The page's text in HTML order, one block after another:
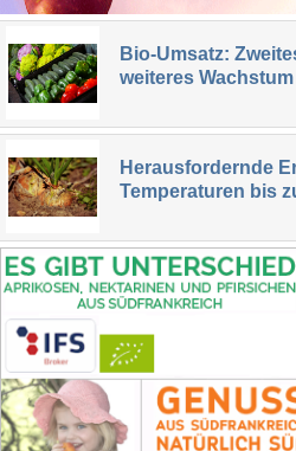
Bio-Umsatz:
weiteres Wachstum
Herausfordernde
Temperaturen bis